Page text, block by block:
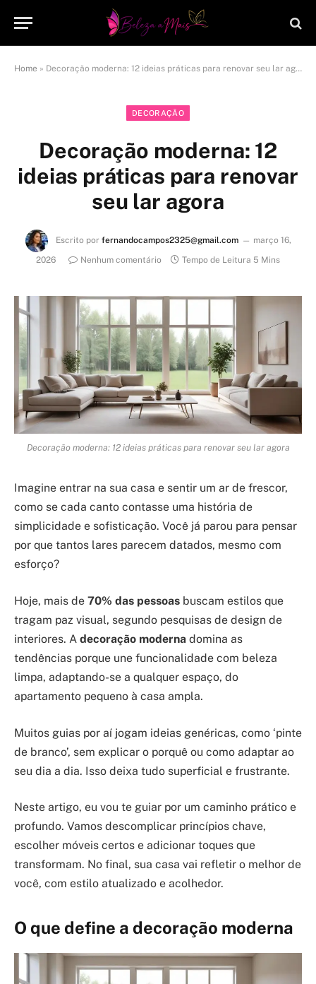
Home » Decoração moderna: 12 ideias práticas para renovar seu lar agora
DECORAÇÃO
Decoração moderna: 12
ideias práticas para renovar
seu lar agora
Escrito por fernandocampos2325@gmail.com
março 16,
2026
Nenhum comentário Tempo de Leitura 5 Mins
Decoração moderna: 12 ideias práticas para renovar seu lar agora
Imagine entrar na sua casa e sentir um ar de frescor,
como se cada canto contasse uma história de
simplicidade e sofisticação. Você já parou para pensar
por que tantos lares parecem datados, mesmo com
esforço?
Hoje, mais de 70% das pessoas buscam estilos que
tragam paz visual, segundo pesquisas de design de
interiores. A decoração moderna domina as
tendências porque une funcionalidade com beleza
limpa, adaptando-se a qualquer espaço, do
apartamento pequeno à casa ampla.
Muitos guias por aí jogam ideias genéricas, como ‘pinte
de branco’, sem explicar o porquê ou como adaptar ao
seu dia a dia. Isso deixa tudo superficial e frustrante.
Neste artigo, eu vou te guiar por um caminho prático e
profundo. Vamos descomplicar princípios chave,
escolher móveis certos e adicionar toques que
transformam. No final, sua casa vai refletir o melhor de
você, com estilo atualizado e acolhedor.
O que define a decoração moderna